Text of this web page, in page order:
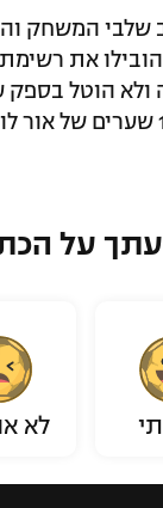
שלבי המשחק
הוטל בספק
על
לא